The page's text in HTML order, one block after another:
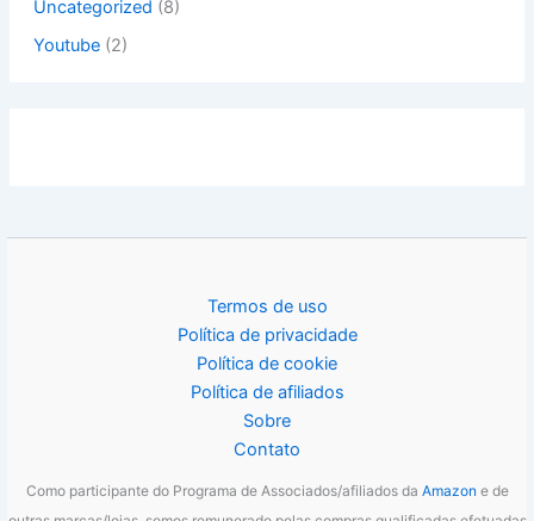
Uncategorized (8)
Youtube(2)
Termos de uso
Política de privacidade
Política de cookie
Política de afiliados
Sobre
Contato
Como participante do Programa de Associados/afiliados da Amazon e de